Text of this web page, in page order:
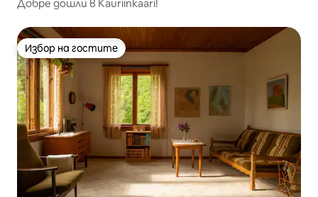
Добре дошли в Kauriinkaari!
Избор на гостите
Избор на гостите